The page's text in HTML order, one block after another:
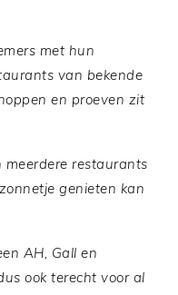
met hun
van bekende
en proeven zit
restaurants
genieten kan
AH, Gall en
ook terecht voor al